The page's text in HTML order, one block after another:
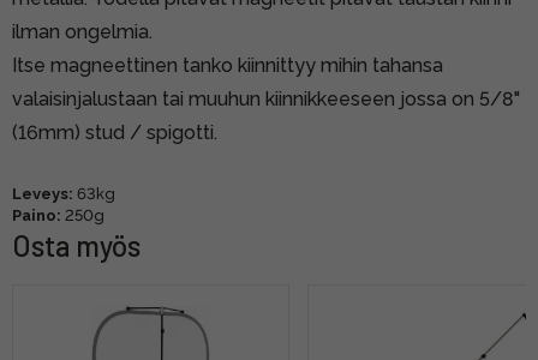
ilman ongelmia.
Itse magneettinen tanko kiinnittyy mihin tahansa
valaisinjalustaan tai muuhun kiinnikkeeseen jossa on 5/8"
(16mm) stud / spigotti.
Leveys: 63kg
Paino: 250g
Osta myös